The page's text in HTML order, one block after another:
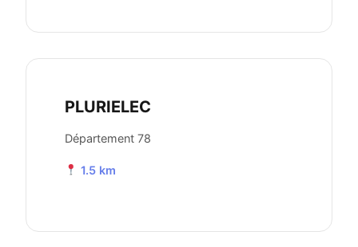
PLURIELEC
Département 78
1.5 km